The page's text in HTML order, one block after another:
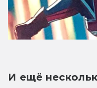
И ещё